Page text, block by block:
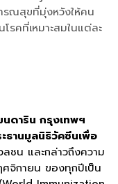
รณสุขที่มุ่งหวังให้คน
คที่เหมาะสมในแต่ละ
ดาริน กรุงเทพฯ
ธานมูลนิธิวัคซีนเพื่อ
ชน และกล่าวถึงความ
จิกายน ของทุกปีเป็น